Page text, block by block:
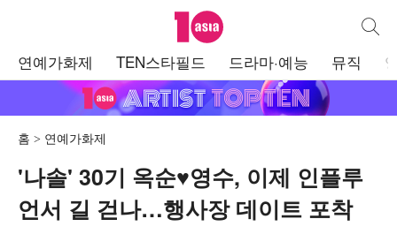
텐아시아 통합
연예가화제 TEN스타필드 드라마·예능 뮤직
홈 연예가화제
'나솔' 30기 옥순♥영수, 이제 인플루
언서 길 걷나…행사장 데이트 포착